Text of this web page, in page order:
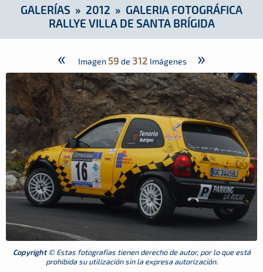
TIENDA
ARCHIVO
GALERÍAS » 2012 » GALERIA FOTOGRÁFICA
RALLYE VILLA DE SANTA BRÍGIDA
« Imagen 59 de 312 Imágenes »
Copyright© Estas fotografias tienen derecho de autor, por lo que está
prohibida su utilización sin la expresa autorización.